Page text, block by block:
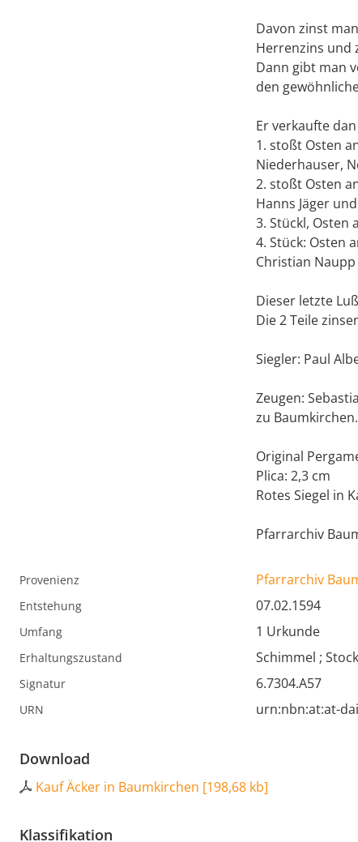
Davon zinst
Herrenzins und
Dann gibt man
den
Er verkaufte
1. stoßt Osten
Niederhauser,
2. stoßt Osten
Hanns Jäger
3. Stückl, Osten
4. Stück: Osten
Christian
Dieser letzte
Die 2 Teile
Siegler: Paul
Zeugen:
zu Baumkirchen.
Original
Plica: 2,3 cm
Rotes Siegel in
Pfarrarchiv
Provenienz Pfarrarchiv
Entstehung 07.02.1594
Umfang 1 Urkunde
Erhaltungszustand Schimmel ;
Signatur 6.7304.A57
URN urn:nbn:at:at-
Download
Kauf Äcker in Baumkirchen [198,68 kb]
Klassifikation